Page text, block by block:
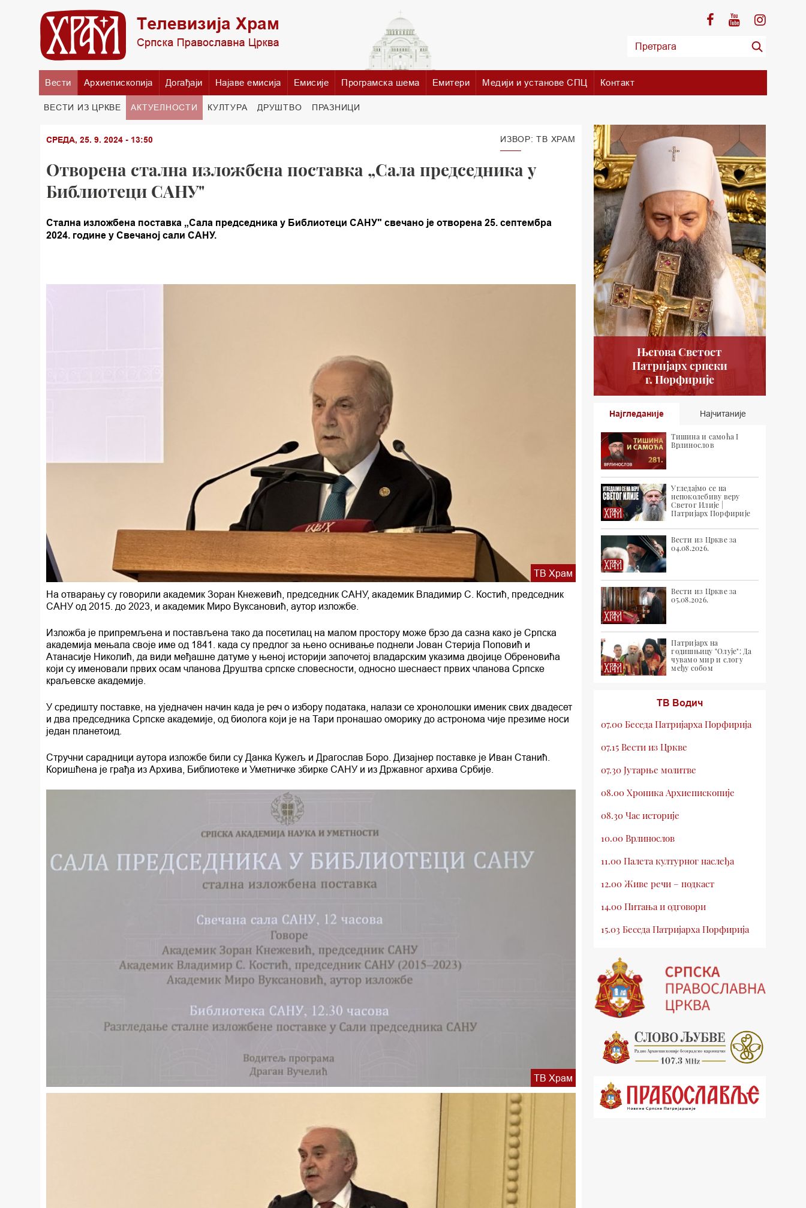
Вести Архиепископија Догађаји Најаве емисија Емисије Програмска шема Емитери Медији и установе СПЦ Контакт
ВЕСТИ ИЗ ЦРКВЕ АКТУЕЛНОСТИ КУЛТУРА ДРУШТВО ПРАЗНИЦИ
СРЕДА, 25. 9. 2024 - 13:50 ИЗВОР: TВ ХРАМ
Отворена стална изложбена поставка „Сала председника у
Библиотеци САНУ"
Стална изложбена поставка „Сала председника у Библиотеци САНУ" свечано је отворена 25. септембра
2024. године у Свечаној сали САНУ.
ТВ Храм
На отварању су говорили академик Зоран Кнежевић, председник САНУ, академик Владимир С. Костић, председник
САНУ од 2015. до 2023, и академик Миро Вуксановић, аутор изложбе.
Изложба је припремљена и постављена тако да посетилац на малом простору може брзо да сазна како је Српска
академија мењала своје име од 1841. када су предлог за њено оснивање поднели Јован Стерија Поповић и
Атанасије Николић, да види међашне датуме у њеној историји започетој владарским указима двојице Обреновића
који су именовали првих осам чланова Друштва српске словесности, односно шеснаест првих чланова Српске
краљевске академије.
У средишту поставке, на уједначен начин када је реч о избору података, налази се хронолошки именик свих двадесет
и два председника Српске академије, од биолога који је на Тари пронашао оморику до астронома чије презиме носи
један планетоид.
Стручни сарадници аутора изложбе били су Данка Кужељ и Драгослав Боро. Дизајнер поставке је Иван Станић.
Коришћена је грађа из Архива, Библиотеке и Уметничке збирке САНУ и из Државног архива Србије.
ТВ Храм
Његова Светост
Патријарх српски
г. Порфирије
Најгледаније Најчитаније
Тишина и самоћа I
Врлинослов
Угледајмо се на
непоколебиву веру
Светог Илије |
Патријарх Порфирије
Вести из Цркве за
04.08.2026.
Вести из Цркве за
05.08.2026.
Патријарх на
годишњицу "Олује": Да
чувамо мир и слогу
међу собом
ТВ Водич
07.00 Беседа Патријарха Порфирија
07.15 Вести из Цркве
07.30 Јутарње молитве
08.00 Хроника Архиепископије
08.30 Час историје
10.00 Врлинослов
11.00 Палета културног наслеђа
12.00 Живе речи – подкаст
14.00 Питања и одговори
15.03 Беседа Патријарха Порфирија
15.30 Млади у Цркви
16.03 Српски јерарси
16.30 Хроника Архиепископије
17.03 Фолклор магазин
17.30 Тврђаве Дунава
18.03 Кроз историју Београда
18.30 Врлинослов